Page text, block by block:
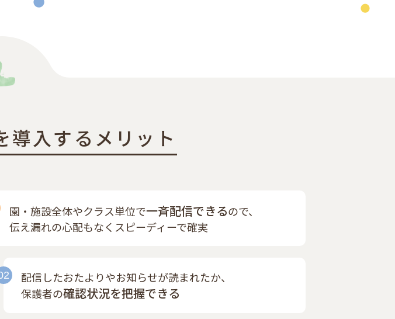
導入するメリット
園・施設全体やクラス単位で一斉配信できるので、
伝え漏れの心配もなくスピーディーで確実
配信したおたよりやお知らせが読まれたか、
保護者の確認状況を把握できる